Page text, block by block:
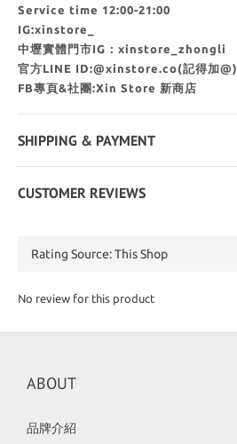
Service time 12:00-21:00
IG:xinstore_
中壢實體門市IG：xinstore_zhongli
官方LINE ID:@xinstore.co(記得加@)
FB專頁&社團:Xin Store 新商店
SHIPPING & PAYMENT
CUSTOMER REVIEWS
No review for this product
ABOUT
品牌介紹